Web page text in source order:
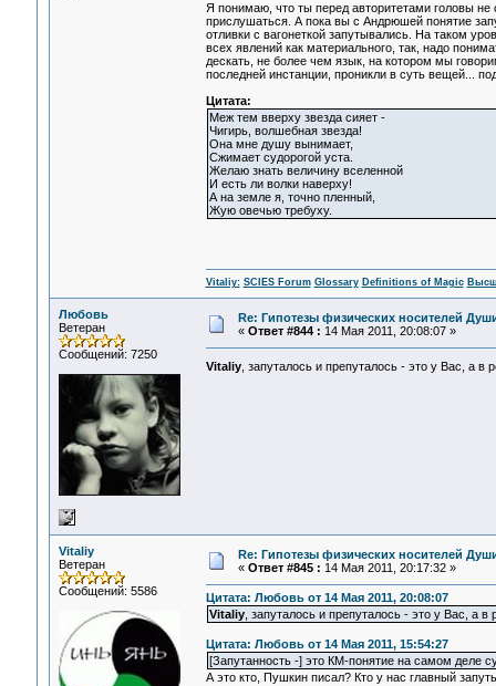
Я понимаю, что ты перед авторитетами головы не
прислушаться. А пока вы с Андрюшей понятие
отливки с вагонеткой запутывались. На таком
всех явлений как материального, так, надо
дескать, не более чем язык, на котором мы
последней инстанции, проникли в суть вещей...
Цитата:
Меж тем вверху звезда сияет -
Чигирь, волшебная звезда!
Она мне душу вынимает,
Сжимает судорогой уста.
Желаю знать величину вселенной
И есть ли волки наверху!
А на земле я, точно пленный,
Жую овечью требуху.
Vitaliy: SCIES Forum Glossary Definitions of Magic
Любовь
Ветеран
Сообщений: 7250
Re: Гипотезы физических носителей
« Ответ #844 : 14 Мая 2011, 20:08:07 »
Vitaliy, запуталось и препуталось - это у Вас, а в
Vitaliy
Ветеран
Сообщений: 5586
Re: Гипотезы физических носителей
« Ответ #845 : 14 Мая 2011, 20:17:32 »
Цитата: Любовь от 14 Мая 2011, 20:08:07
Vitaliy, запуталось и препуталось - это у Вас, а
Цитата: Любовь от 14 Мая 2011, 15:54:27
[Запутанность -] это КМ-понятие на самом деле
А это кто, Пушкин писал? Кто у нас главный